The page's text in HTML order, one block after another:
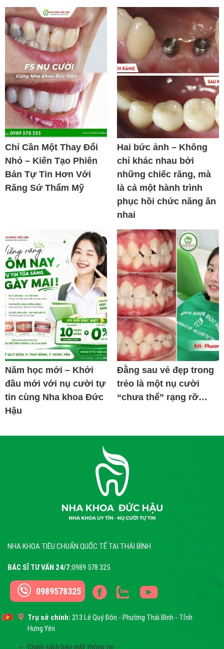
Chỉ Cần Một Thay Đổi
Nhỏ – Kiến Tạo Phiên
Bản Tự Tin Hơn Với
Răng Sứ Thẩm Mỹ
Hai bức ảnh – Không
chỉ khác nhau bởi
những chiếc răng, mà
là cả một hành trình
phục hồi chức năng ăn
nhai
Năm học mới – Khởi
đầu mới với nụ cười tự
tin cùng Nha khoa Đức
Hậu
Đằng sau vẻ đẹp trong
trẻo là một nụ cười
“chưa thể” rạng rỡ…
NHA KHOA TIÊU CHUẨN QUỐC TẾ TẠI THÁI BÌNH
BÁC SĨ TƯ VẤN 24/7:0989 578 325
0989578325
Trụ sở chính: 213 Lê Quý Đôn - Phường Thái Bình - Tỉnh
Hưng Yên
Chính sách bảo mật thông tin